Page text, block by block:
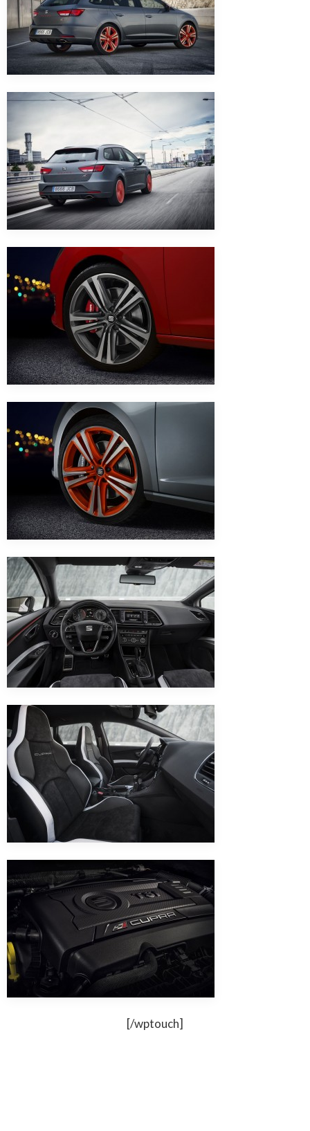
[/wptouch]